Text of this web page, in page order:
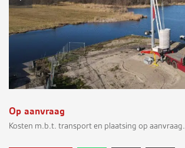
Op aanvraag
Kosten m.b.t. transport en plaatsing op aanvraag.